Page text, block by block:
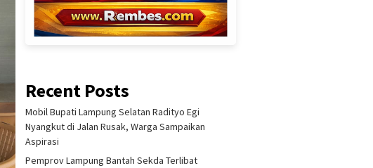
Recent Posts
Mobil Bupati Lampung Selatan Radityo Egi
Nyangkut di Jalan Rusak, Warga Sampaikan
Aspirasi
Pemprov Lampung Bantah Sekda Terlibat